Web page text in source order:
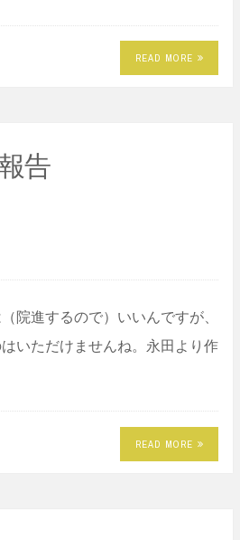
READ MORE
告
院進するので）いいんですが、
いただけませんね。永田より作
READ MORE